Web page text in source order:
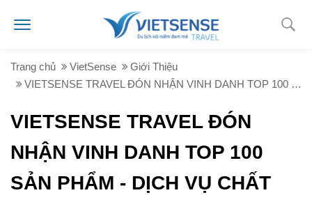
Trang chủ VietSense
Giới Thiệu
VIETSENSE TRAVEL ĐÓN NHẬN VINH DANH TOP 100 SẢN PHẨM - DỊCH VỤ CHẤT LƯỢNG CAO ASEAN
VIETSENSE TRAVEL ĐÓN
NHẬN VINH DANH TOP 100
SẢN PHẨM - DỊCH VỤ CHẤT